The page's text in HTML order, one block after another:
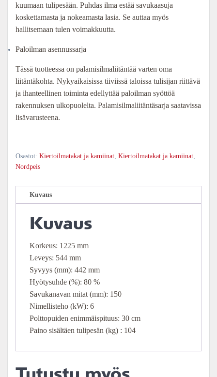
kuumaan tulipesään. Puhdas ilma estää savukaasuja
koskettamasta ja nokeamasta lasia. Se auttaa myös
hallitsemaan tulen voimakkuutta.
Paloilman asennussarja
Tässä tuotteessa on palamisilmaliitäntää varten oma
liitäntäkohta. Nykyaikaisissa tiiviissä taloissa tulisijan riittävä
ja ihanteellinen toiminta edellyttää paloilman syöttöä
rakennuksen ulkopuolelta. Palamisilmaliitäntäsarja saatavissa
lisävarusteena.
Osastot: Kiertoilmatakat ja kamiinat Kiertoilmatakat ja kamiinat
Nordpeis
Kuvaus
Kuvaus
Korkeus: 1225 mm
Leveys: 544 mm
Syvyys (mm): 442 mm
Hyötysuhde (%): 80 %
Savukanavan mitat (mm): 150
Nimellisteho (kW): 6
Polttopuiden enimmäispituus: 30 cm
Paino sisältäen tulipesän (kg) : 104